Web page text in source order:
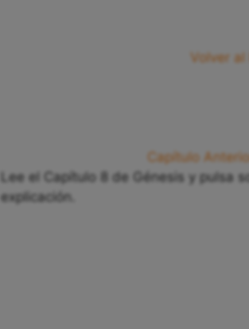
Volver
Capítulo
Lee el Capítulo 8 de Génesis y pulsa
explicación.